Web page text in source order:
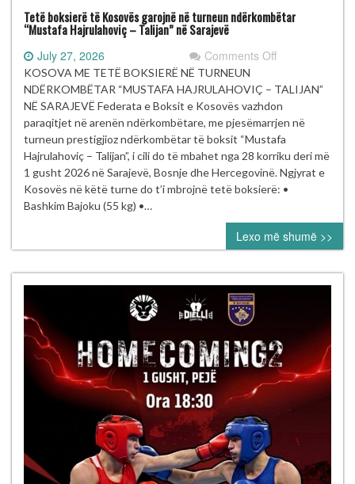
Tetë boksierë të Kosovës garojnë në turneun ndërkombëtar
“Mustafa Hajrulahoviç – Talijan” në Sarajevë
July 27, 2026 Comments Offon
boksierë
të Kosovës
garojnë
në turneun
ndërkombëtar
“Mustafa
–
Sarajevë
KOSOVA ME TETË BOKSIERË NË TURNEUN
NDËRKOMBËTAR “MUSTAFA HAJRULAHOVIÇ – TALIJAN”
NË SARAJEVË Federata e Boksit e Kosovës vazhdon
paraqitjet në arenën ndërkombëtare, me pjesëmarrjen në
turneun prestigjioz ndërkombëtar të boksit “Mustafa
Hajrulahoviç – Talijan”, i cili do të mbahet nga 28 korriku deri më
1 gusht 2026 në Sarajevë, Bosnje dhe Hercegovinë. Ngjyrat e
Kosovës në këtë turne do t’i mbrojnë tetë boksierë: •
Bashkim Bajoku (55 kg) •…
Lexo më shumë >>